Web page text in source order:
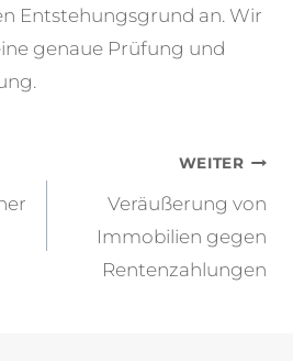
Entstehungsgrund an. Wir
genaue Prüfung und
WEITER
Veräußerung von
Immobilien gegen
Rentenzahlungen